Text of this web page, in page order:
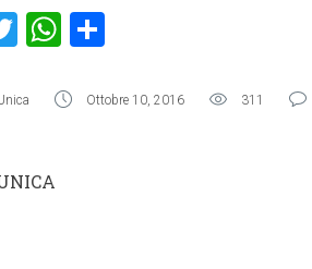
TwitterWhatsApp
Ottobre 10, 2016 311